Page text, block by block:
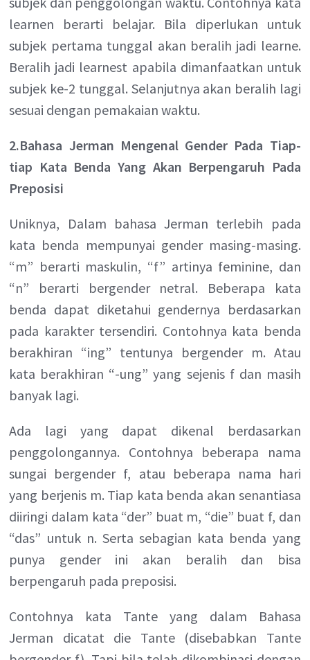
learnen berarti belajar. Bila diperlukan untuk
subjek pertama tunggal akan beralih jadi learne.
Beralih jadi learnest apabila dimanfaatkan untuk
subjek ke-2 tunggal. Selanjutnya akan beralih lagi
sesuai dengan pemakaian waktu.
2.Bahasa Jerman Mengenal Gender Pada Tiap-
tiap Kata Benda Yang Akan Berpengaruh Pada
Preposisi
Uniknya, Dalam bahasa Jerman terlebih pada
kata benda mempunyai gender masing-masing.
“m” berarti maskulin, “f” artinya feminine, dan
“n” berarti bergender netral. Beberapa kata
benda dapat diketahui gendernya berdasarkan
pada karakter tersendiri. Contohnya kata benda
berakhiran “ing” tentunya bergender m. Atau
kata berakhiran “-ung” yang sejenis f dan masih
banyak lagi.
Ada lagi yang dapat dikenal berdasarkan
penggolongannya. Contohnya beberapa nama
sungai bergender f, atau beberapa nama hari
yang berjenis m. Tiap kata benda akan senantiasa
diiringi dalam kata “der” buat m, “die” buat f, dan
“das” untuk n. Serta sebagian kata benda yang
punya gender ini akan beralih dan bisa
berpengaruh pada preposisi.
Contohnya kata Tante yang dalam Bahasa
Jerman dicatat die Tante (disebabkan Tante